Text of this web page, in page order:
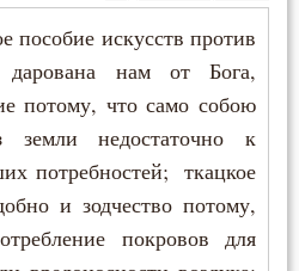
пособие искусств против
дарована нам от Бога,
потому, что само собою
земли недостаточно к
потребностей; ткацкое
и зодчество потому,
покровов для